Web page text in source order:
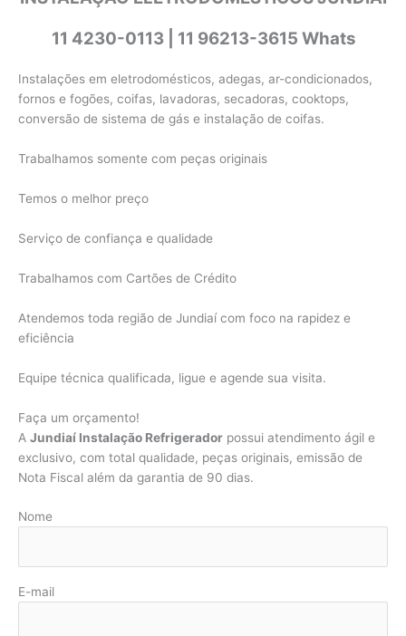
11 4230-0113 | 11 96213-3615 Whats
Instalações em eletrodomésticos, adegas, ar-condicionados,
fornos e fogões, coifas, lavadoras, secadoras, cooktops,
conversão de sistema de gás e instalação de coifas.
Trabalhamos somente com peças originais
Temos o melhor preço
Serviço de confiança e qualidade
Trabalhamos com Cartões de Crédito
Atendemos toda região de Jundiaí com foco na rapidez e
eficiência
Equipe técnica qualificada, ligue e agende sua visita.
Faça um orçamento!
A Jundiaí Instalação Refrigerador possui atendimento ágil e
exclusivo, com total qualidade, peças originais, emissão de
Nota Fiscal além da garantia de 90 dias.
Nome
E-mail